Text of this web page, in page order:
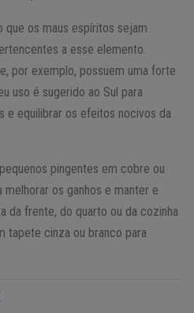
que os maus espíritos sejam
a esse elemento.
por exemplo, possuem uma forte
uso é sugerido ao Sul para
e equilibrar os efeitos nocivos da
pingentes em cobre ou
os ganhos e manter e
da frente, do quarto ou da cozinha
tapete cinza ou branco para